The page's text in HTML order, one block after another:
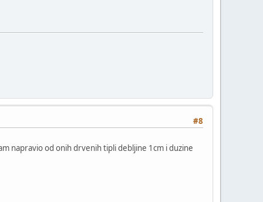
#8
napravio od onih drvenih tipli debljine 1cm i duzine